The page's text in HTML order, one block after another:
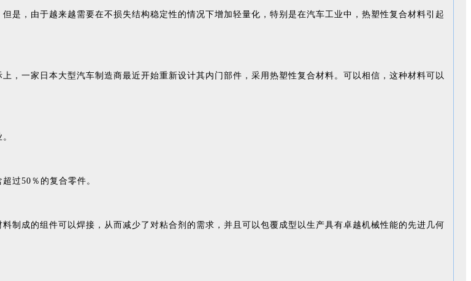
是，由于越来越需要在不损失结构稳定性的情况下增加轻量化，特别是在汽车工业中，热塑性复合材料引起
，一家日本大型汽车制造商最近开始重新设计其内门部件，采用热塑性复合材料。可以相信，这种材料可以
过50％的复合零件。
制成的组件可以焊接，从而减少了对粘合剂的需求，并且可以包覆成型以生产具有卓越机械性能的先进几何